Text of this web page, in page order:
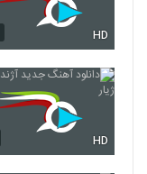
159
HD
HD